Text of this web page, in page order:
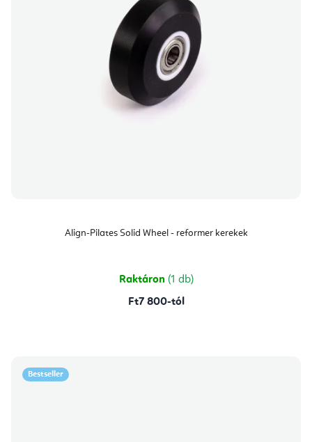
Align-Pilates Solid Wheel - reformer kerekek
Raktáron (1 db)
Ft7 800-tól
Bestseller